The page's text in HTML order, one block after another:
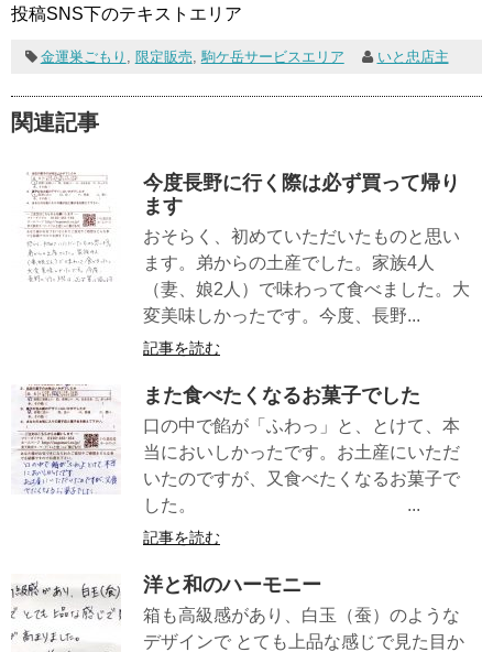
投稿SNS下のテキストエリア
金運巣ごもり , 限定販売,駒ケ岳サービスエリア いと忠店主
関連記事
今度長野に行く際は必ず買って帰り
ます
おそらく、初めていただいたものと思い
ます。弟からの土産でした。家族4人
（妻、娘2人）で味わって食べました。大
変美味しかったです。今度、長野...
記事を読む
また食べたくなるお菓子でした
口の中で餡が「ふわっ」と、とけて、本
当においしかったです。お土産にいただ
いたのですが、又食べたくなるお菓子で
した。 ...
記事を読む
洋と和のハーモニー
箱も高級感があり、白玉（蚕）のような
デザインで とても上品な感じで見た目か